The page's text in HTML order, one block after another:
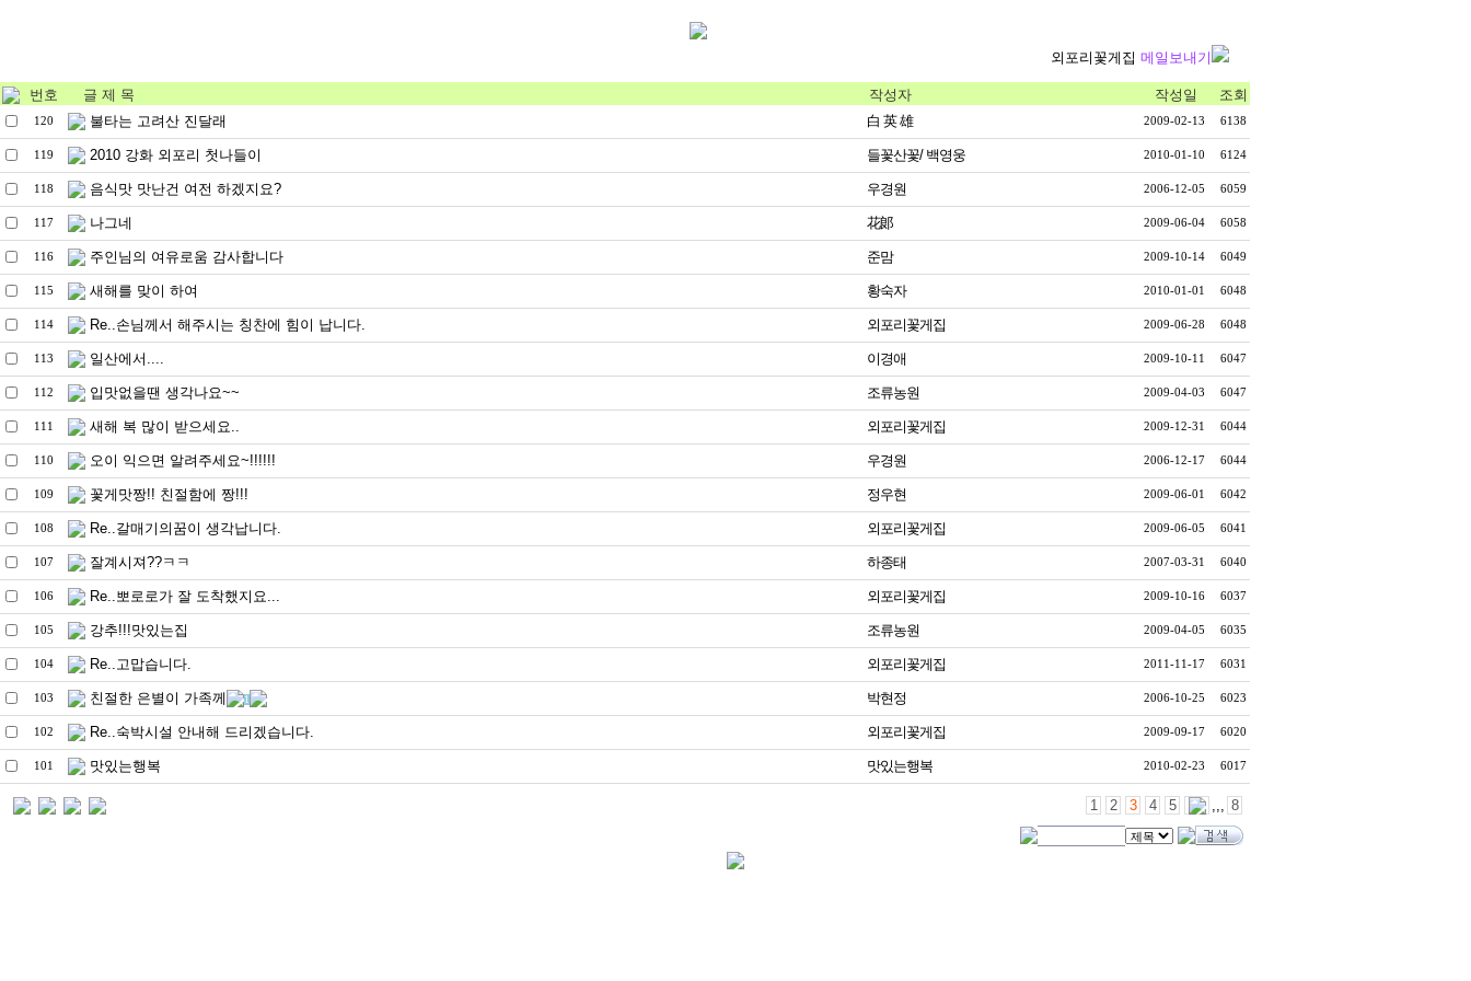
외포리꽃게집 메일보내기
번호 글 제 목 작성자 작성일 조회
120 불타는 고려산 진달래 白 英 雄 2009-02-13 6138
119 2010 강화 외포리 첫나들이 들꽃산꽃/ 백영웅 2010-01-10 6124
118 음식맛 맛난건 여전 하겠지요? 우경원 2006-12-05 6059
117 나그네 花郞 2009-06-04 6058
116 주인님의 여유로움 감사합니다 준맘 2009-10-14 6049
115 새해를 맞이 하여 황숙자 2010-01-01 6048
114 Re..손님께서 해주시는 칭찬에 힘이 납니다. 외포리꽃게집 2009-06-28 6048
113 일산에서.... 이경애 2009-10-11 6047
112 입맛없을땐 생각나요~~ 조류농원 2009-04-03 6047
111 새해 복 많이 받으세요.. 외포리꽃게집 2009-12-31 6044
110 오이 익으면 알려주세요~!!!!!! 우경원 2006-12-17 6044
109 꽃게맛짱!! 친절함에 짱!!! 정우현 2009-06-01 6042
108 Re..갈매기의꿈이 생각납니다. 외포리꽃게집 2009-06-05 6041
107 잘계시져??ㅋㅋ 하종태 2007-03-31 6040
106 Re..뽀로로가 잘 도착했지요... 외포리꽃게집 2009-10-16 6037
105 강추!!!맛있는집 조류농원 2009-04-05 6035
104 Re..고맙습니다. 외포리꽃게집 2011-11-17 6031
103 친절한 은별이 가족께 1 박현정 2006-10-25 6023
102 Re..숙박시설 안내해 드리겠습니다. 외포리꽃게집 2009-09-17 6020
101 맛있는행복 맛있는행복 2010-02-23 6017
1 2 3 4 5 ,,, 8